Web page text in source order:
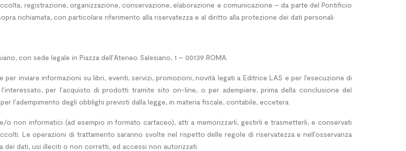
registrazione, organizzazione, conservazione, elaborazione e comunicazione – da parte del Pontificio
richiamata, con particolare riferimento alla riservatezza e al diritto alla protezione dei dati personali.
con sede legale in Piazza dell’Ateneo Salesiano, 1 – 00139 ROMA.
inviare informazioni su libri, eventi, servizi, promozioni, novità legati a Editrice LAS e per l’esecuzione di
per l’acquisto di prodotti tramite sito on-line, o per adempiere, prima della conclusione del
l’adempimento degli obblighi previsti dalla legge, in materia fiscale, contabile, eccetera.
o non informatici (ad esempio in formato cartaceo), atti a memorizzarli, gestirli e trasmetterli, e conservati
Le operazioni di trattamento saranno svolte nel rispetto delle regole di riservatezza e nell’osservanza
dei dati, usi illeciti o non corretti, ed accessi non autorizzati.